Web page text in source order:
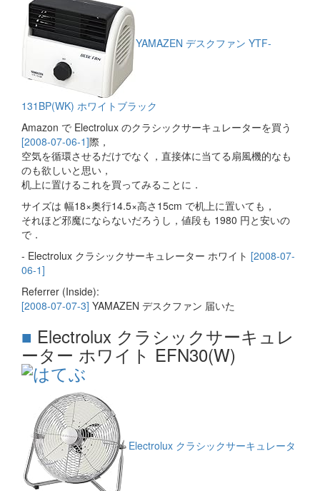
YAMAZEN デスクファン YTF-
131BP(WK) ホワイトブラック
Amazon で Electrolux のクラシックサーキュレーターを買う
[2008-07-06-1]際，
空気を循環させるだけでなく，直接体に当てる扇風機的なも
のも欲しいと思い，
机上に置けるこれを買ってみることに．
サイズは 幅18×奥行14.5×高さ15cm で机上に置いても，
それほど邪魔にならないだろうし，値段も 1980 円と安いの
で．
- Electrolux クラシックサーキュレーター ホワイト [2008-07-
06-1]
Referrer (Inside):
[2008-07-07-3] YAMAZEN デスクファン 届いた
■ Electrolux クラシックサーキュレ
ーター ホワイト EFN30(W)
Electrolux クラシックサーキュレータ